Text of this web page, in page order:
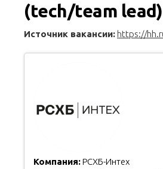
(tech/team lead)
Источник вакансии: https://
Компания:РСХБ-Интех